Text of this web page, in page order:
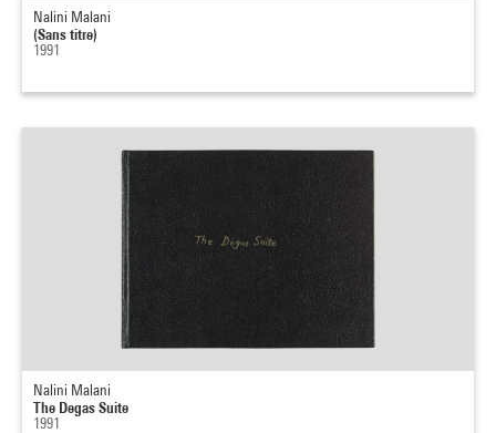
Nalini Malani
(Sans titre)
1991
Nalini Malani
The Degas Suite
1991